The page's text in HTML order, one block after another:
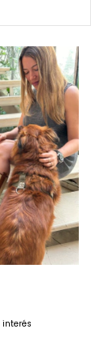
interés